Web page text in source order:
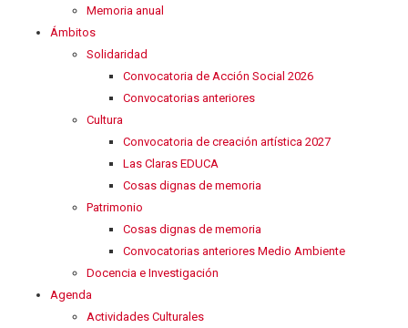
Memoria anual
Ámbitos
Solidaridad
Convocatoria de Acción Social 2026
Convocatorias anteriores
Cultura
Convocatoria de creación artística 2027
Las Claras EDUCA
Cosas dignas de memoria
Patrimonio
Cosas dignas de memoria
Convocatorias anteriores Medio Ambiente
Docencia e Investigación
Agenda
Actividades Culturales